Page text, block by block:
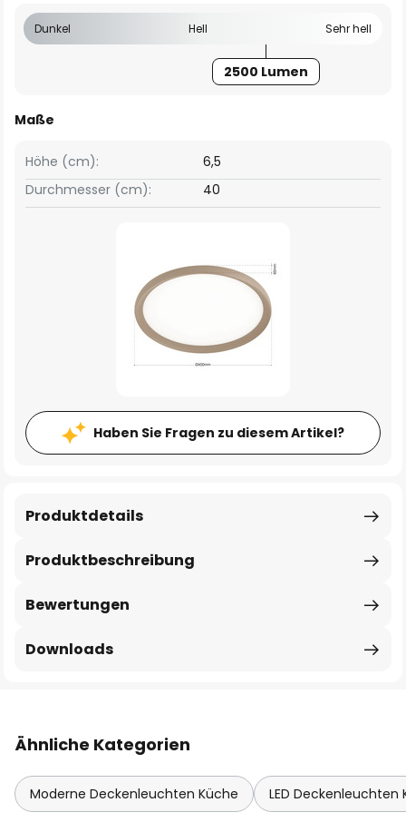
Dunkel Hell Sehr hell
2500 Lumen
Maße
Höhe (cm):
6,5
Durchmesser (cm):
40
Haben Sie Fragen zu diesem Artikel?
Produktbeschreibung
Produktdetails
Bewertungen
Downloads
Ähnliche Kategorien
Moderne Deckenleuchten Küche LED Deckenleuchten